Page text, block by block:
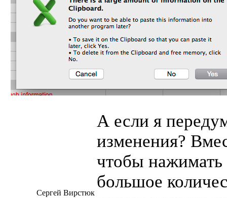
Сергей Вирстюк
А если я
изменения?
чтобы
большое